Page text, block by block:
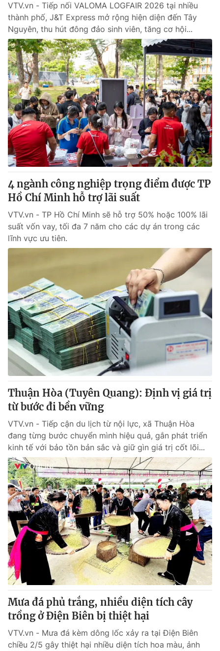
VTV.vn - Tiếp nối VALOMA LOGFAIR 2026 tại nhiều
thành phố, J&T Express mở rộng hiện diện đến Tây
Nguyên, thu hút đông đảo sinh viên, tăng cơ hội...
4 ngành công nghiệp trọng điểm được TP
Hồ Chí Minh hỗ trợ lãi suất
VTV.vn - TP Hồ Chí Minh sẽ hỗ trợ 50% hoặc 100% lãi
suất vốn vay, tối đa 7 năm cho các dự án trong các
lĩnh vực ưu tiên.
Thuận Hòa (Tuyên Quang): Định vị giá trị
từ bước đi bền vững
VTV.vn - Tiếp cận du lịch từ nội lực, xã Thuận Hòa
đang từng bước chuyển mình hiệu quả, gắn phát triển
kinh tế với bảo tồn bản sắc và giữ gìn giá trị cốt lõi...
Mưa đá phủ trắng, nhiều diện tích cây
trồng ở Điện Biên bị thiệt hại
VTV.vn - Mưa đá kèm dông lốc xảy ra tại Điện Biên
chiều 2/5 gây thiệt hại nhiều diện tích hoa màu, ảnh